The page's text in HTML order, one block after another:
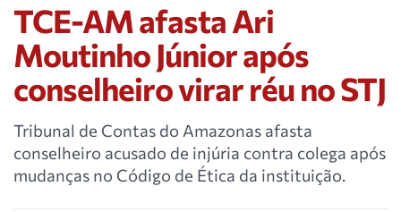
TCE-AM afasta Ari
Moutinho Júnior após
conselheiro virar réu no STJ
Tribunal de Contas do Amazonas afasta
conselheiro acusado de injúria contra colega após
mudanças no Código de Ética da instituição.